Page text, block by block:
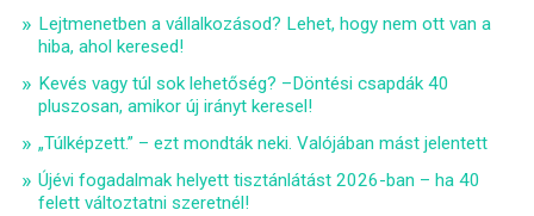
Lejtmenetben a vállalkozásod? Lehet, hogy nem ott van a
hiba, ahol keresed!
Kevés vagy túl sok lehetőség? –Döntési csapdák 40
pluszosan, amikor új irányt keresel!
„Túlképzett.” – ezt mondták neki. Valójában mást jelentett
Újévi fogadalmak helyett tisztánlátást 2026-ban – ha 40
felett változtatni szeretnél!